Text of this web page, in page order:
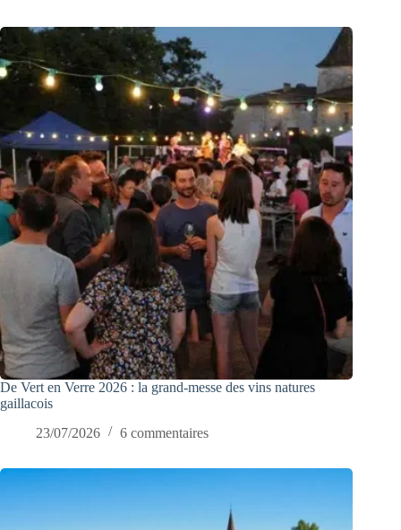
De Vert en Verre 2026 : la grand-messe des vins natures
gaillacois
23/07/2026
6 commentaires